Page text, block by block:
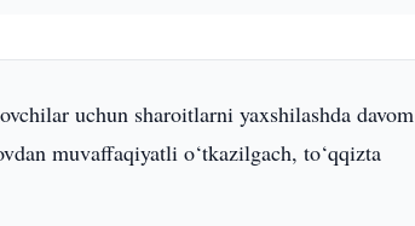
uchun sharoitlarni yaxshilashda davom
muvaffaqiyatli o‘tkazilgach, to‘qqizta